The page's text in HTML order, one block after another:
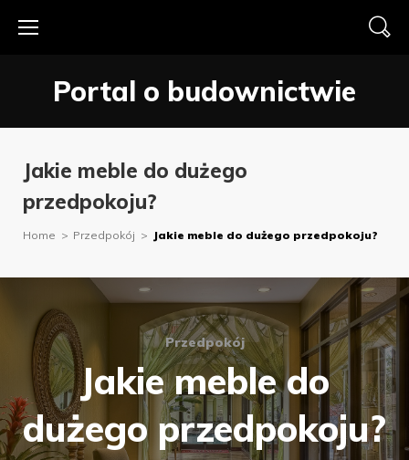
Portal o budownictwie
Jakie meble do dużego
przedpokoju?
Home > Przedpokój > Jakie meble do dużego przedpokoju?
Przedpokój
Jakie meble do
dużego przedpokoju?